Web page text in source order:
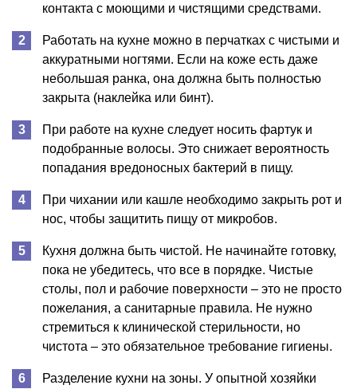
контакта с моющими и чистящими средствами.
Работать на кухне можно в перчатках с чистыми и
аккуратными ногтями. Если на коже есть даже
небольшая ранка, она должна быть полностью
закрыта (наклейка или бинт).
При работе на кухне следует носить фартук и
подобранные волосы. Это снижает вероятность
попадания вредоносных бактерий в пищу.
При чихании или кашле необходимо закрыть рот и
нос, чтобы защитить пищу от микробов.
Кухня должна быть чистой. Не начинайте готовку,
пока не убедитесь, что все в порядке. Чистые
столы, пол и рабочие поверхности – это не просто
пожелания, а санитарные правила. Не нужно
стремиться к клинической стерильности, но
чистота – это обязательное требование гигиены.
Разделение кухни на зоны. У опытной хозяйки